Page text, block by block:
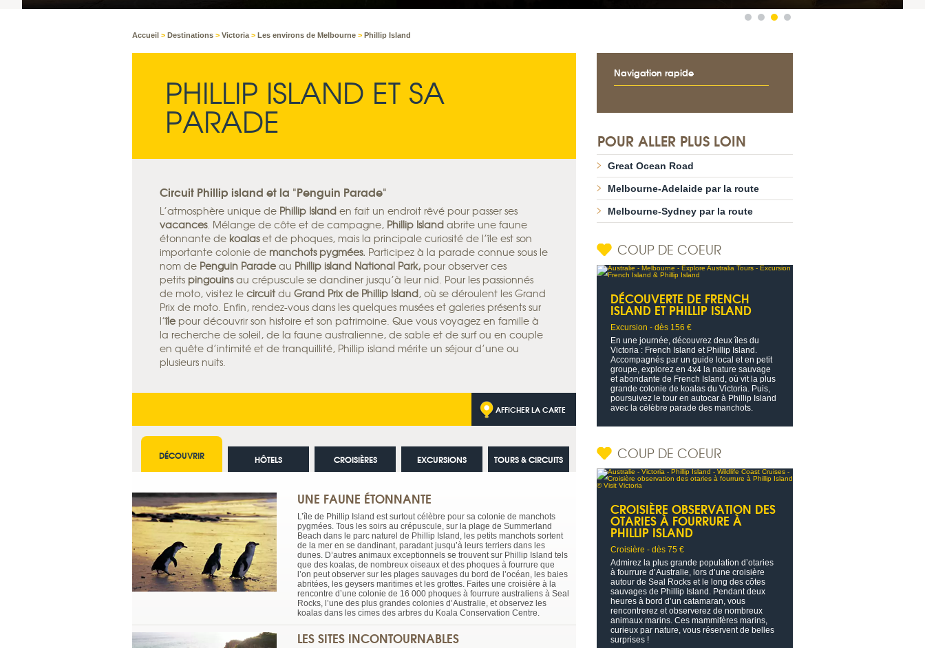
Accueil > Destinations > Victoria > Les environs de Melbourne > Phillip Island
PHILLIP ISLAND ET SA
PARADE
Circuit Phillip island et la "Penguin Parade"
L’atmosphère unique de Phillip Island en fait un endroit rêvé pour passer ses
vacances. Mélange de côte et de campagne, Phillip Island abrite une faune
étonnante de koalaset de phoques, mais la principale curiosité de l’île est son
importante colonie de manchots pygmées. Participez à la parade connue sous le
nom de Penguin Parade au Phillip island National Park, pour observer ces
petits pingouinsau crépuscule se dandiner jusqu’à leur nid. Pour les passionnés
de moto, visitez le circuit du Grand Prix de Phillip Island, où se déroulent les Grand
Prix de moto. Enfin, rendez-vous dans les quelques musées et galeries présents sur
l’île pour découvrir son histoire et son patrimoine. Que vous voyagez en famille à
la recherche de soleil, de la faune australienne, de sable et de surf ou en couple
en quête d’intimité et de tranquillité, Phillip island mérite un séjour d’une ou
plusieurs nuits.
AFFICHER LA CARTE
DÉCOUVRIR
UNE FAUNE ÉTONNANTE
L’île de Phillip Island est surtout célèbre pour sa colonie de manchots
pygmées. Tous les soirs au crépuscule, sur la plage de Summerland
Beach dans le parc naturel de Phillip Island, les petits manchots sortent
de la mer en se dandinant, paradant jusqu’à leurs terriers dans les
dunes. D’autres animaux exceptionnels se trouvent sur Phillip Island tels
que des koalas, de nombreux oiseaux et des phoques à fourrure que
l’on peut observer sur les plages sauvages du bord de l’océan, les baies
abritées, les geysers maritimes et les grottes. Faites une croisière à la
rencontre d’une colonie de 16 000 phoques à fourrure australiens à Seal
Rocks, l’une des plus grandes colonies d’Australie, et observez les
koalas dans les cimes des arbres du Koala Conservation Centre.
LES SITES INCONTOURNABLES
HÔTELS CROISIÈRES EXCURSIONS TOURS & CIRCUITS
Navigation rapide
POUR ALLER PLUS LOIN
Great Ocean Road
Melbourne-Adelaide par la route
Melbourne-Sydney par la route
COUP DE COEUR
DÉCOUVERTE DE FRENCH
ISLAND ET PHILLIP ISLAND
Excursion - dès 156 €
En une journée, découvrez deux îles du
Victoria : French Island et Phillip Island.
Accompagnés par un guide local et en petit
groupe, explorez en 4x4 la nature sauvage
et abondante de French Island, où vit la plus
grande colonie de koalas du Victoria. Puis,
poursuivez le tour en autocar à Phillip Island
avec la célèbre parade des manchots.
COUP DE COEUR
CROISIÈRE OBSERVATION DES
OTARIES À FOURRURE À
PHILLIP ISLAND
Croisière - dès 75 €
Admirez la plus grande population d’otaries
à fourrure d’Australie, lors d’une croisière
autour de Seal Rocks et le long des côtes
sauvages de Phillip Island. Pendant deux
heures à bord d’un catamaran, vous
rencontrerez et observerez de nombreux
animaux marins. Ces mammifères marins,
curieux par nature, vous réservent de belles
surprises !